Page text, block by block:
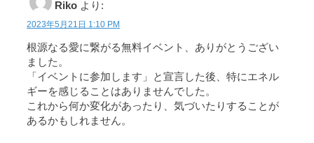
Riko より:
2023年5月21日 1:10 PM
根源なる愛に繋がる無料イベント、ありがとうござい
ました。
「イベントに参加します」と宣言した後、特にエネル
ギーを感じることはありませんでした。
これから何か変化があったり、気づいたりすることが
あるかもしれません。